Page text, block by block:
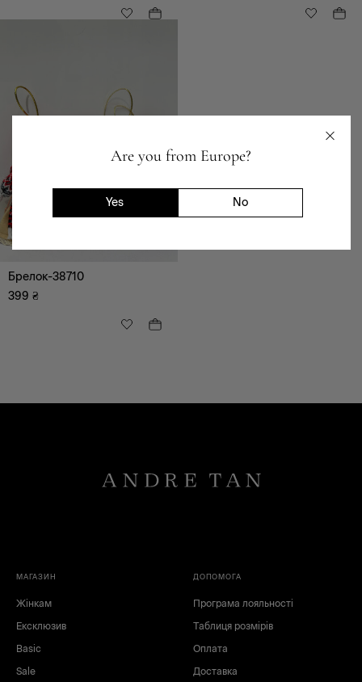
Are you from Europe?
Yes No
Брелок-38710
399 ₴
МАГАЗИН
Жінкам
Ексклюзив
Basic
Sale
ДОПОМОГА
Програма лояльності
Таблиця розмірів
Оплата
Доставка